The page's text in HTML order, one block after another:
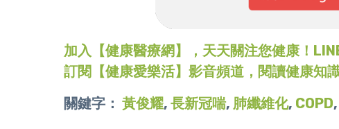
加入【健康醫療網】，天天關注您健康！
訂閱【健康愛樂活】影音頻道，閱讀健康知
關鍵字： 黃俊耀, 長新冠喘, 肺纖維化, COPD,